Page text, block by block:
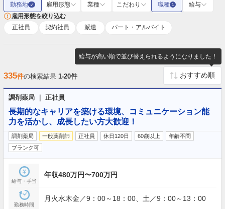
勤務地 ✓ 雇用形態 業種 こだわり 職種 1
給与
雇用形態を絞り込む
正社員
契約社員 派遣 パート・アルバイト
給与が高い順で並び替えられるようになりました！
335件の検索結果 1-20件
調剤薬局 ｜ 正社員
長期的なキャリアを築ける環境、コミュニケーション能
力を活かし、成長したい方大歓迎！
調剤薬局 一般薬剤師 正社員 休日120日 60歳以上
年齢不問
ブランク可
給与・手当
年収480万円〜700万円
勤務時間
月火水木金／9：00～18：00、土／9：00～13：00